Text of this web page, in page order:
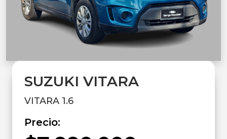
SUZUKI VITARA
VITARA 1.6
Precio: